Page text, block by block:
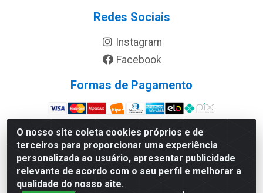
O nosso site coleta cookies próprios e de
terceiros para proporcionar uma experiência
personalizada ao usuário, apresentar publicidade
relevante de acordo com o seu perfil e melhorar a
qualidade do nosso site.
Redes Sociais
Instagram
Facebook
Formas de Pagamento
Site Seguro